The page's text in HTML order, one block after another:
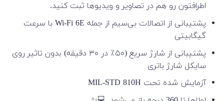
اطرافتون رو هم در تصاویر و ویدیوها ثبت کنید.
پشتیبانی از اتصالات بی‌سیم از جمله Wi-Fi 6E با سرعت
گیگابیتی
پشتیبانی از شارژ سریع (۵۰٪ در ۳۰ دقیقه) بدون تاثیر روی
سایکل شارژ باتری
آزمایش شده تحت MIL-STD 810H